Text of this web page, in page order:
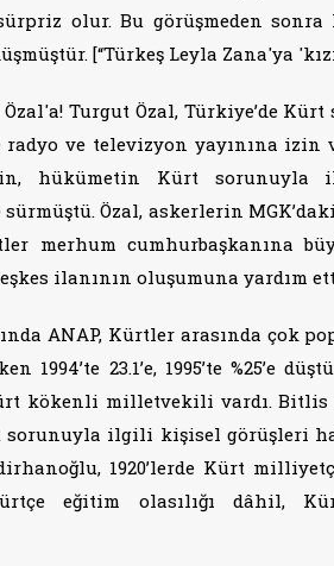
olur. Bu görüşmeden
[“Türkeş Leyla Zana'ya
Turgut Özal, Türkiye’de
radyo ve televizyon yayınına
hükümetin Kürt sorunuyla
Özal, askerlerin
merhum cumhurbaşkanına
ilanının oluşumuna yardım
ANAP, Kürtler arasında çok
1994’te 23.1’e, 1995’te %25’e
kökenli milletvekili vardı.
sorunuyla ilgili kişisel görüşleri
1920’lerde Kürt
eğitim olasılığı dâhil,